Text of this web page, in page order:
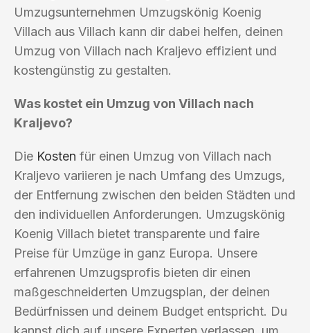
Umzugsunternehmen Umzugskönig Koenig
Villach aus Villach kann dir dabei helfen, deinen
Umzug von Villach nach Kraljevo effizient und
kostengünstig zu gestalten.
Was kostet ein Umzug von Villach nach
Kraljevo?
Die Kosten für einen Umzug von Villach nach
Kraljevo variieren je nach Umfang des Umzugs,
der Entfernung zwischen den beiden Städten und
den individuellen Anforderungen. Umzugskönig
Koenig Villach bietet transparente und faire
Preise für Umzüge in ganz Europa. Unsere
erfahrenen Umzugsprofis bieten dir einen
maßgeschneiderten Umzugsplan, der deinen
Bedürfnissen und deinem Budget entspricht. Du